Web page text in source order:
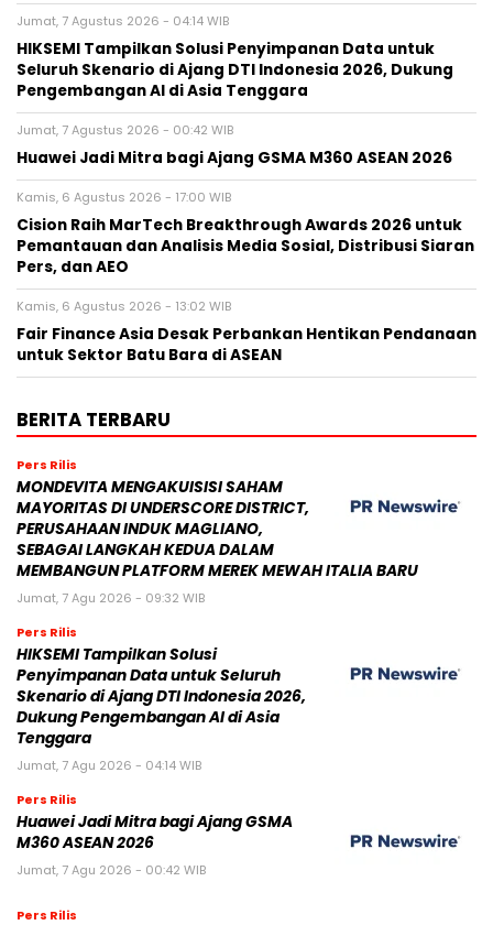
Jumat, 7 Agustus 2026 - 04:14 WIB
HIKSEMI Tampilkan Solusi Penyimpanan Data untuk
Seluruh Skenario di Ajang DTI Indonesia 2026, Dukung
Pengembangan AI di Asia Tenggara
Jumat, 7 Agustus 2026 - 00:42 WIB
Huawei Jadi Mitra bagi Ajang GSMA M360 ASEAN 2026
Kamis, 6 Agustus 2026 - 17:00 WIB
Cision Raih MarTech Breakthrough Awards 2026 untuk
Pemantauan dan Analisis Media Sosial, Distribusi Siaran
Pers, dan AEO
Kamis, 6 Agustus 2026 - 13:02 WIB
Fair Finance Asia Desak Perbankan Hentikan Pendanaan
untuk Sektor Batu Bara di ASEAN
BERITA TERBARU
Pers Rilis
MONDEVITA MENGAKUISISI SAHAM
MAYORITAS DI UNDERSCORE DISTRICT,
PERUSAHAAN INDUK MAGLIANO,
SEBAGAI LANGKAH KEDUA DALAM
MEMBANGUN PLATFORM MEREK MEWAH ITALIA BARU
Jumat, 7 Agu 2026 - 09:32 WIB
Pers Rilis
HIKSEMI Tampilkan Solusi
Penyimpanan Data untuk Seluruh
Skenario di Ajang DTI Indonesia 2026,
Dukung Pengembangan AI di Asia
Tenggara
Jumat, 7 Agu 2026 - 04:14 WIB
Pers Rilis
Huawei Jadi Mitra bagi Ajang GSMA
M360 ASEAN 2026
Jumat, 7 Agu 2026 - 00:42 WIB
Pers Rilis